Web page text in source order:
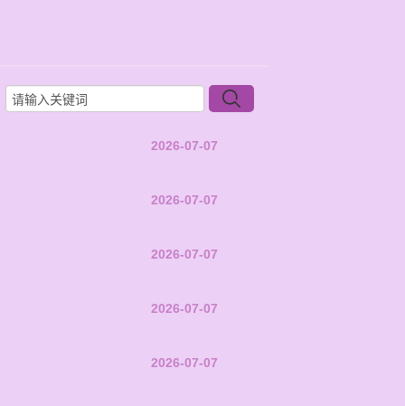
2026-07-07
2026-07-07
2026-07-07
2026-07-07
2026-07-07